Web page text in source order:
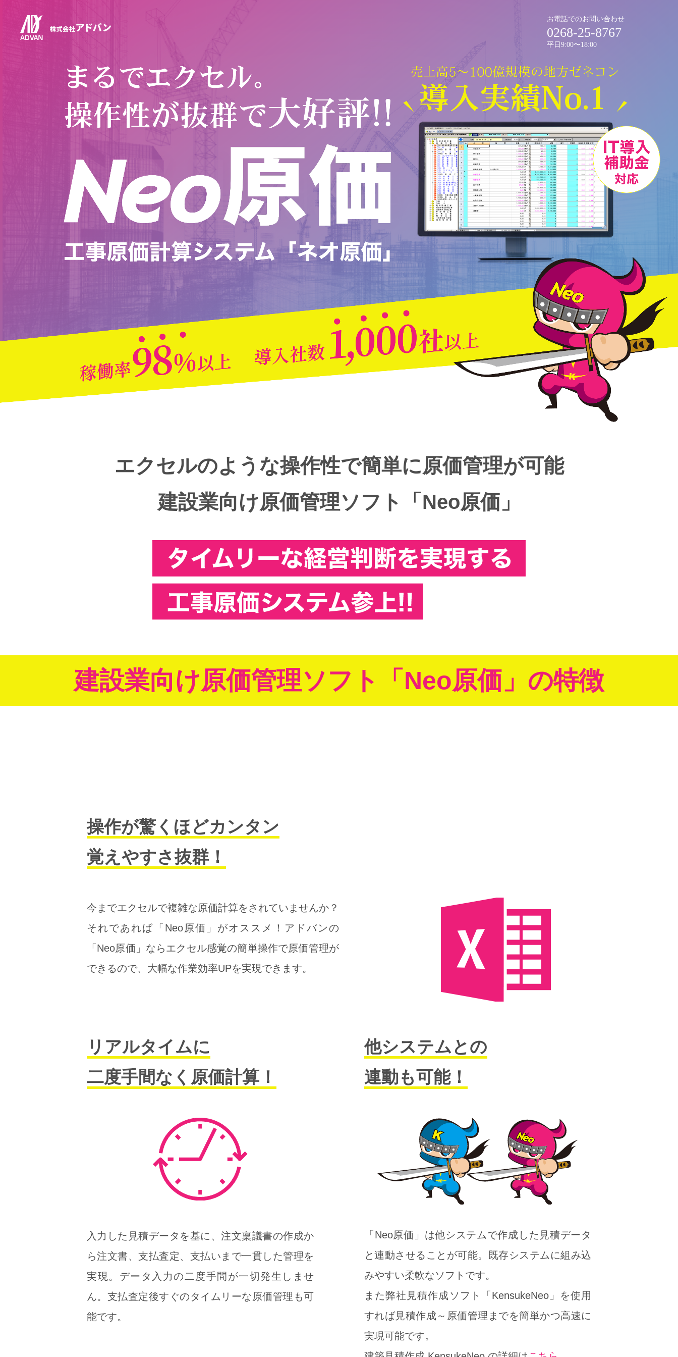
エクセルのような操作性で簡単に原価管理が可能
建設業向け原価管理ソフト
「Neo原価」
建設業向け原価管理ソフト「Neo原価」の特徴
操作が驚くほどカンタン
覚えやすさ抜群！
今までエクセルで複雑な原価計算をされていませんか？
それであれば「Neo原価」がオススメ！アドバンの
「Neo原価」ならエクセル感覚の簡単操作で原価管理が
できるので、大幅な作業効率UPを実現できます。
リアルタイムに
二度手間なく原価計算！
入力した見積データを基に、注文稟議書の作成か
ら注文書、支払査定、支払いまで一貫した管理を
実現。データ入力の二度手間が一切発生しませ
ん。支払査定後すぐのタイムリーな原価管理も可
能です。
他システムとの
連動も可能！
「Neo原価」は他システムで作成した見積データ
と連動させることが可能。既存システムに組み込
みやすい柔軟なソフトです。
また弊社見積作成ソフト「KensukeNeo」を使用
すれば見積作成～原価管理までを簡単かつ高速に
実現可能です。